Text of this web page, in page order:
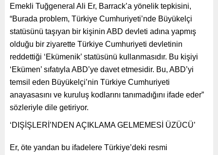
Emekli Tuğgeneral Ali Er, Barrack’a yönelik tepkisini,
“Burada problem, Türkiye Cumhuriyeti’nde Büyükelçi
statüsünü taşıyan bir kişinin ABD devleti adına yapmış
olduğu bir ziyarette Türkiye Cumhuriyeti devletinin
reddettiği ‘Ekümenik’ statüsünü kullanmasıdır. Bu kişiyi
‘Ekümen’ sıfatıyla ABD’ye davet etmesidir. Bu, ABD’yi
temsil eden Büyükelçi’nin Türkiye Cumhuriyeti
anayasasını ve kuruluş kodlarını tanımadığını ifade eder”
sözleriyle dile getiriyor.
‘DIŞİŞLERİ’NDEN AÇIKLAMA GELMEMESİ ÜZÜCÜ’
Er, öte yandan bu ifadelere Türkiye’deki resmi